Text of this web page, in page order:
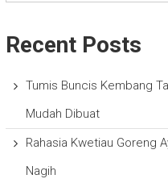
Recent Posts
Tumis Buncis Kembang
Mudah Dibuat
Rahasia Kwetiau Goreng
Nagih